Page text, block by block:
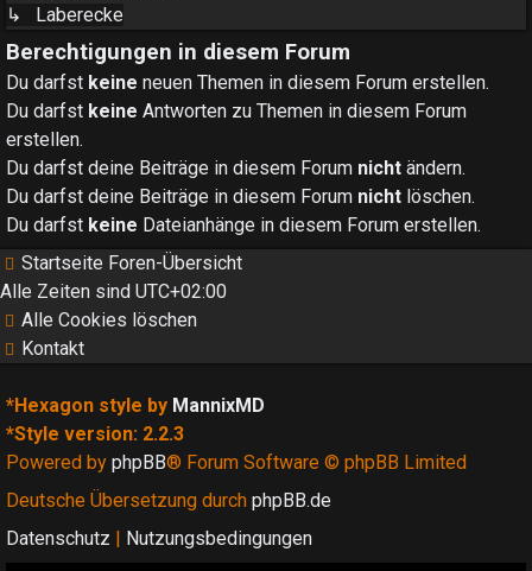
↳ Laberecke
Berechtigungen in diesem Forum
Du darfst keine neuen Themen in diesem Forum erstellen.
Du darfst keine Antworten zu Themen in diesem Forum
erstellen.
Du darfst deine Beiträge in diesem Forum nicht ändern.
Du darfst deine Beiträge in diesem Forum nicht löschen.
Du darfst keine Dateianhänge in diesem Forum erstellen.
Startseite Foren-Übersicht
Alle Zeiten sind UTC+02:00
Alle Cookies löschen
Kontakt
*Hexagon style by MannixMD
*Style version: 2.2.3
Powered by phpBB® Forum Software © phpBB Limited
Deutsche Übersetzung durch phpBB.de
Datenschutz | Nutzungsbedingungen